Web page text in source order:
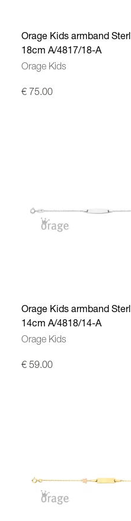
Orage Kids armband
18cm A/4817/18-A
Orage Kids
€ 75.00
Orage Kids armband
14cm A/4818/14-A
Orage Kids
€ 59.00